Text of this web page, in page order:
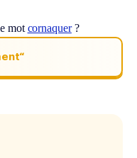
mot cornaquer?